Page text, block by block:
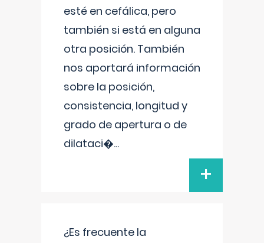
esté en cefálica, pero
también si está en alguna
otra posición. También
nos aportará información
sobre la posición,
consistencia, longitud y
grado de apertura o de
dilataci�...
+
¿Es frecuente la